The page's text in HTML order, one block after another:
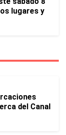
lugares y
del Canal